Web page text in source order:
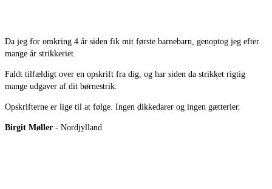
Da jeg for omkring 4 år siden fik mit første barnebarn, genoptog jeg efter
mange år strikkeriet.
Faldt tilfældigt over en opskrift fra dig, og har siden da strikket rigtig
mange udgaver af dit børnestrik.
Opskrifterne er lige til at følge. Ingen dikkedarer og ingen gætterier.
Birgit Møller - Nordjylland